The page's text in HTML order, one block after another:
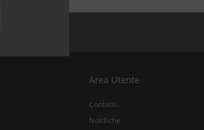
Area Utente
Contatti
Notifiche